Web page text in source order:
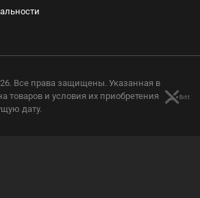
Все права защищены. Указанная в
товаров и условия их приобретения
дату.